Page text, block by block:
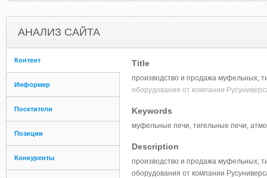
АНАЛИЗ САЙТА
Контент
Информер
Посетители
Позиции
Конкуренты
Title
производство и продажа муфельных,
оборудования от компании
Keywords
муфельные печи, тигельные печи,
Description
производство и продажа муфельных,
оборудования от компании